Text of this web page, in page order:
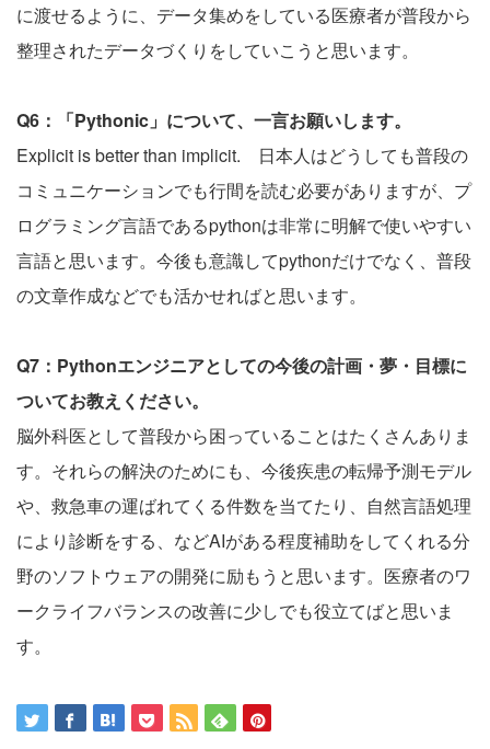
に渡せるように、データ集めをしている医療者が普段から
整理されたデータづくりをしていこうと思います。
Q6：「Pythonic」について、一言お願いします。
Explicit is better than implicit. 日本人はどうしても普段の
コミュニケーションでも行間を読む必要がありますが、プ
ログラミング言語であるpythonは非常に明解で使いやすい
言語と思います。今後も意識してpythonだけでなく、普段
の文章作成などでも活かせればと思います。
Q7：Pythonエンジニアとしての今後の計画・夢・目標に
ついてお教えください。
脳外科医として普段から困っていることはたくさんありま
す。それらの解決のためにも、今後疾患の転帰予測モデル
や、救急車の運ばれてくる件数を当てたり、自然言語処理
により診断をする、などAIがある程度補助をしてくれる分
野のソフトウェアの開発に励もうと思います。医療者のワ
ークライフバランスの改善に少しでも役立てばと思いま
す。